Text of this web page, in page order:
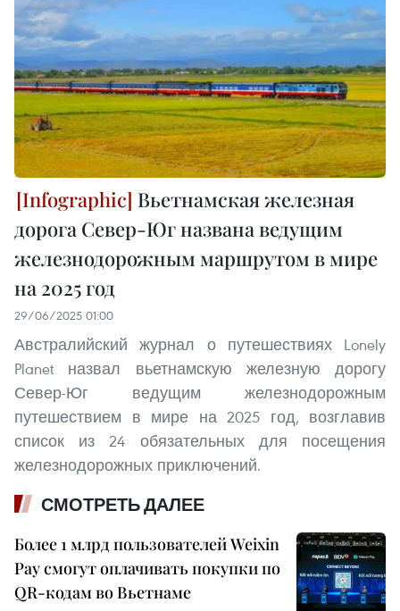
Вьетнамская железная
дорога Север-Юг названа ведущим
железнодорожным маршрутом в мире
на 2025 год
29/06/2025 01:00
Австралийский журнал о путешествиях Lonely
Planet назвал вьетнамскую железную дорогу
Север-Юг ведущим железнодорожным
путешествием в мире на 2025 год, возглавив
список из 24 обязательных для посещения
железнодорожных приключений.
СМОТРЕТЬ ДАЛЕЕ
Более 1 млрд пользователей Weixin
Pay смогут оплачивать покупки по
QR-кодам во Вьетнаме